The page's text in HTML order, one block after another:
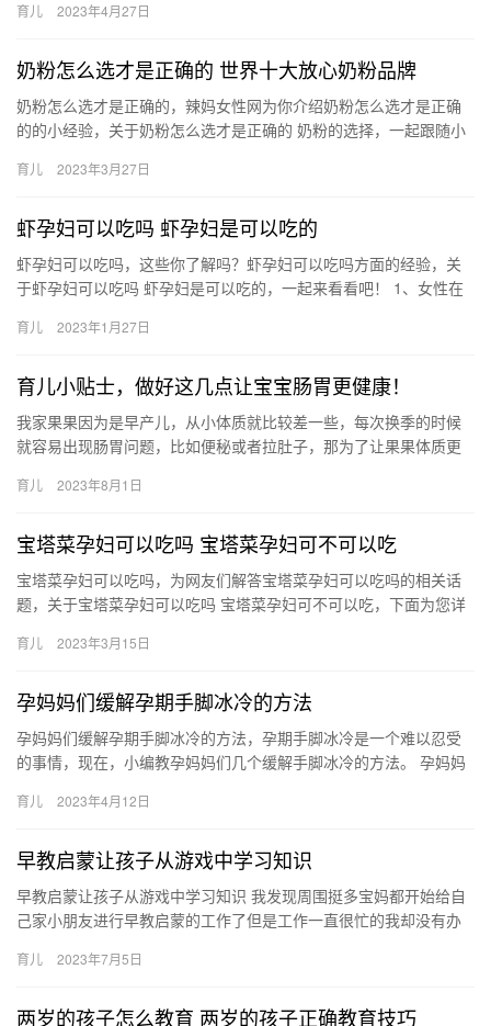
无…
育儿 2023年4月27日
奶粉怎么选才是正确的 世界十大放心奶粉品牌
奶粉怎么选才是正确的，辣妈女性网为你介绍奶粉怎么选才是正确
的的小经验，关于奶粉怎么选才是正确的 奶粉的选择，一起跟随小
奶…
育儿 2023年3月27日
虾孕妇可以吃吗 虾孕妇是可以吃的
虾孕妇可以吃吗，这些你了解吗？虾孕妇可以吃吗方面的经验，关
于虾孕妇可以吃吗 虾孕妇是可以吃的，一起来看看吧！ 1、女性在
可…
育儿 2023年1月27日
育儿小贴士，做好这几点让宝宝肠胃更健康！
我家果果因为是早产儿，从小体质就比较差一些，每次换季的时候
就容易出现肠胃问题，比如便秘或者拉肚子，那为了让果果体质更
小体…
育儿 2023年8月1日
宝塔菜孕妇可以吃吗 宝塔菜孕妇可不可以吃
宝塔菜孕妇可以吃吗，为网友们解答宝塔菜孕妇可以吃吗的相关话
题，关于宝塔菜孕妇可以吃吗 宝塔菜孕妇可不可以吃，下面为您详
塔…
育儿 2023年3月15日
孕妈妈们缓解孕期手脚冰冷的方法
孕妈妈们缓解孕期手脚冰冷的方法，孕期手脚冰冷是一个难以忍受
的事情，现在，小编教孕妈妈们几个缓解手脚冰冷的方法。 孕妈妈
手…
育儿 2023年4月12日
早教启蒙让孩子从游戏中学习知识
早教启蒙让孩子从游戏中学习知识 我发现周围挺多宝妈都开始给自
己家小朋友进行早教启蒙的工作了但是工作一直很忙的我却没有办
知…
育儿 2023年7月5日
两岁的孩子怎么教育 两岁的孩子正确教育技巧